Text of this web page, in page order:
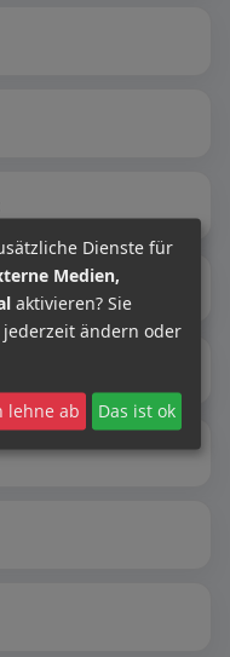
Dienste für
Medien,
aktivieren? Sie
ändern oder
lehne ab Das ist ok